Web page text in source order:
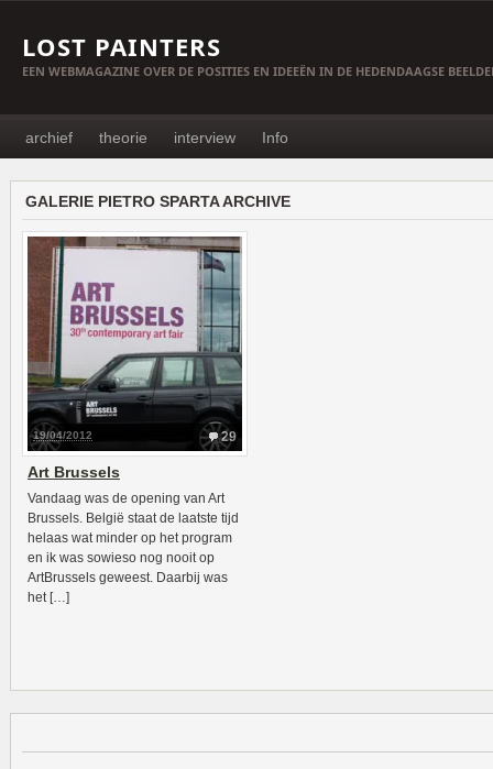
LOST PAINTERS
EEN WEBMAGAZINE OVER DE POSITIES EN IDEEËN IN DE HEDENDAAGSE
archief theorie interview Info
GALERIE PIETRO SPARTA ARCHIVE
29
19/04/2012
Art Brussels
Vandaag was de opening van Art
Brussels. België staat de laatste tijd
helaas wat minder op het program
en ik was sowieso nog nooit op
ArtBrussels geweest. Daarbij was
het […]